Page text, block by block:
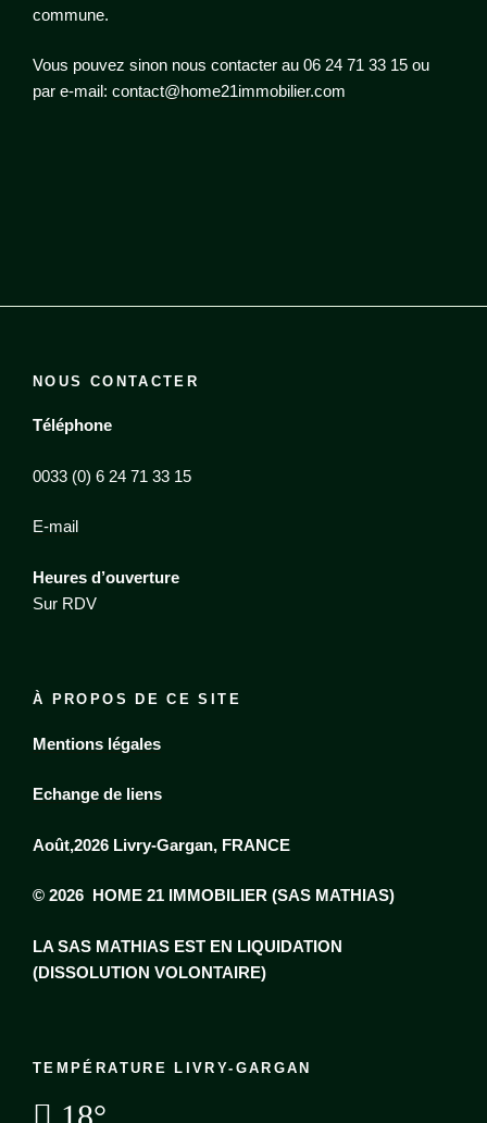
commune.
Vous pouvez sinon nous contacter au 06 24 71 33 15 ou
par e-mail: contact@home21immobilier.com
NOUS CONTACTER
Téléphone
0033 (0) 6 24 71 33 15
E-mail
Heures d’ouverture
Sur RDV
À PROPOS DE CE SITE
Mentions légales
Echange de liens
Août,2026 Livry-Gargan, FRANCE
© 2026 HOME 21 IMMOBILIER (SAS MATHIAS)
LA SAS MATHIAS EST EN LIQUIDATION
(DISSOLUTION VOLONTAIRE)
TEMPÉRATURE LIVRY-GARGAN